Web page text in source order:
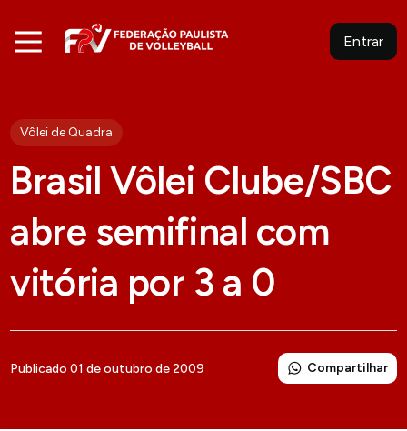
Entrar
Vôlei de Quadra
Brasil Vôlei Clube/SBC
abre semifinal com
vitória por 3 a 0
Publicado 01 de outubro de 2009 Compartilhar